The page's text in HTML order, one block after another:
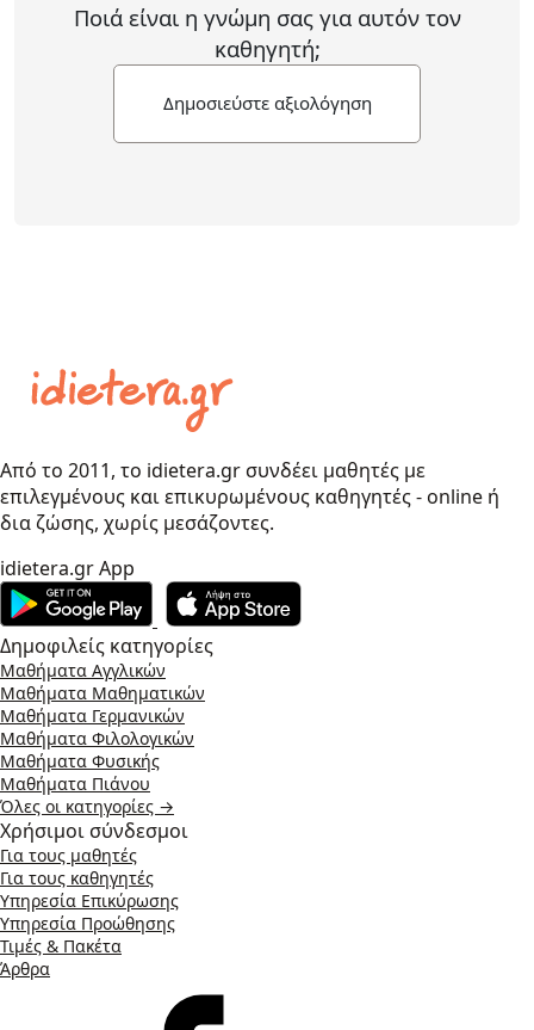
Ποιά είναι η γνώμη σας για αυτόν τον
καθηγητή;
Δημοσιεύστε αξιολόγηση
Από το 2011, το idietera.gr συνδέει μαθητές με
επιλεγμένους και επικυρωμένους καθηγητές - online ή
δια ζώσης, χωρίς μεσάζοντες.
idietera.gr App
Δημοφιλείς κατηγορίες
Μαθήματα Αγγλικών
Μαθήματα Μαθηματικών
Μαθήματα Γερμανικών
Μαθήματα Φιλολογικών
Μαθήματα Φυσικής
Μαθήματα Πιάνου
Όλες οι κατηγορίες →
Χρήσιμοι σύνδεσμοι
Για τους μαθητές
Για τους καθηγητές
Υπηρεσία Επικύρωσης
Υπηρεσία Προώθησης
Τιμές & Πακέτα
Άρθρα